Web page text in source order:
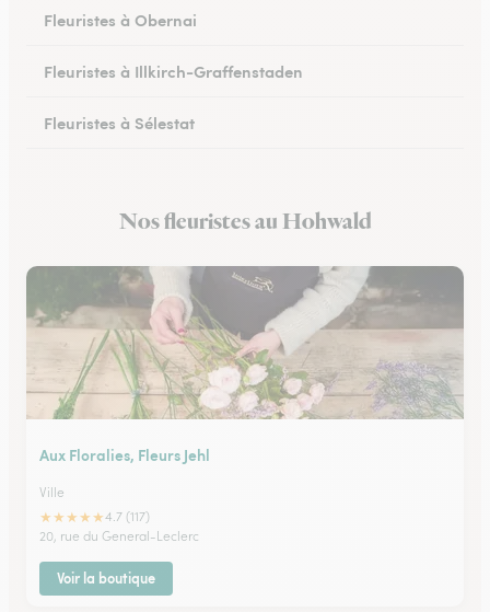
Fleuristes à Obernai
Fleuristes à Illkirch-Graffenstaden
Fleuristes à Sélestat
Fleuristes à Lingolsheim
Nos fleuristes au Hohwald
Aux Floralies, Fleurs Jehl
Ville
★★★★★4.7 (117)
20, rue du General-Leclerc
Voir la boutique